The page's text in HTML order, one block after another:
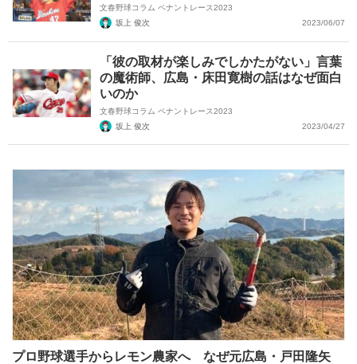
文春野球コラム ペナントレース2023
坂上 俊次
2023/06/07
「彼の取材が楽しみでしかたがない」言葉
の魔術師、広島・床田寛樹の話はなぜ面白
いのか
文春野球コラム ペナントレース2023
坂上 俊次
2023/04/27
プロ野球選手からレモン農家へ なぜ元広島・戸田隆矢